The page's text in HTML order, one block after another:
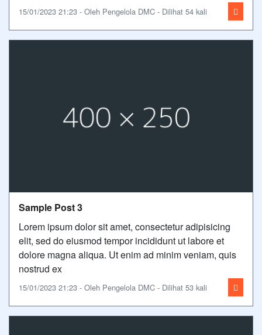
15/01/2023 21:23 - Oleh Pengelola DMC - Dilihat 54 kali
Sample Post 3
Lorem ipsum dolor sit amet, consectetur adipisicing
elit, sed do eiusmod tempor incididunt ut labore et
dolore magna aliqua. Ut enim ad minim veniam, quis
nostrud ex
15/01/2023 21:23 - Oleh Pengelola DMC - Dilihat 53 kali